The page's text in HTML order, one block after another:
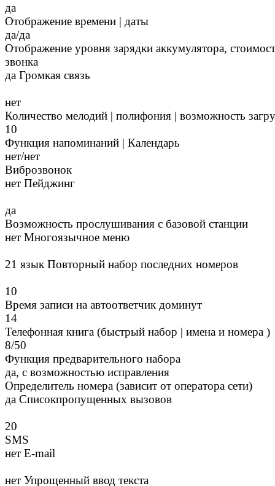
да
Отображение времени | даты
да/да
Отображение уровня зарядки аккумулятора,
звонка
да Громкая связь
нет
Количество мелодий | полифония | возможность
10
Функция напоминаний | Календарь
нет/нет
Виброзвонок
нет Пейджинг
да
Возможность прослушивания с базовой станции
нет Многоязычное меню
21 язык Повторный набор последних номеров
10
Время записи на автоответчик доминут
14
Телефонная книга (быстрый набор | имена и номера )
8/50
Функция предварительного набора
да, с возможностью исправления
Определитель номера (зависит от оператора сети)
да Списокпропущенных вызовов
20
SMS
нет E-mail
нет Упрощенный ввод текста